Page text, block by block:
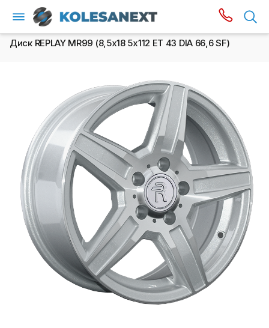
Диск REPLAY MR99 (8,5х18 5x112 ET 43 DIA 66,6 SF)